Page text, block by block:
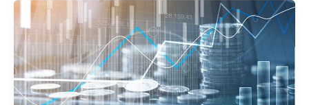
La
deuda
pública
no
es
perpetua